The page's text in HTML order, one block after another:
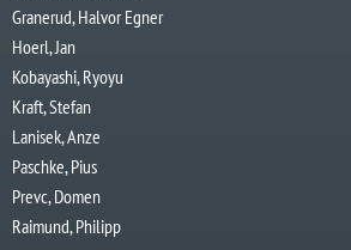
Granerud, Halvor Egner
Hoerl, Jan
Kobayashi, Ryoyu
Kraft, Stefan
Lanisek, Anze
Paschke, Pius
Prevc, Domen
Raimund, Philipp